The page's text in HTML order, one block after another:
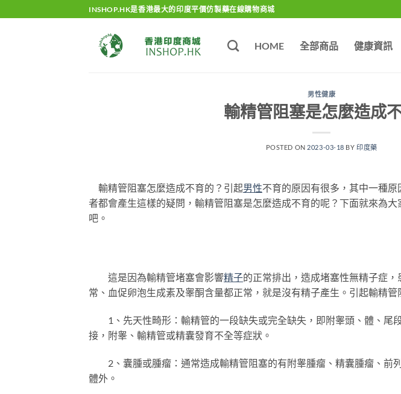
to
INSHOP.HK是香港最大的印度平價仿製藥在線購物商城
HOME 全部商品 健康資訊
男性健康
輸精管阻塞是怎麼造成
POSTED ON 2023-03-18 BY 印度藥
輸精管阻塞怎麼造成不育的？引起男性不育的原因有很多，其中一種
者都會產生這樣的疑問，輸精管阻塞是怎麼造成不育的呢？下面就來為
吧。
這是因為輸精管堵塞會影響精子的正常排出，造成堵塞性無精子症
常、血促卵泡生成素及睾酮含量都正常，就是沒有精子產生。引起輸精管
1、先天性畸形：輸精管的一段缺失或完全缺失，即附睾頭、體、尾
接，附睾、輸精管或精囊發育不全等症狀。
2、囊腫或腫瘤：通常造成輸精管阻塞的有附睾腫瘤、精囊腫瘤、前
體外。